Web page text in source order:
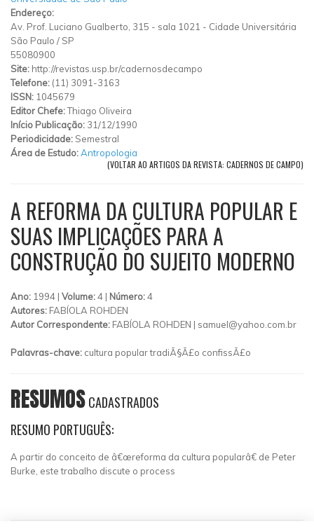
Endereço:
Av. Prof. Luciano Gualberto, 315 - sala 1021 - Cidade Universitária
São Paulo / SP
55080900
Site: http://revistas.usp.br/cadernosdecampo
Telefone: (11) 3091-3163
ISSN: 1045679
Editor Chefe:Thiago Oliveira
Início Publicação: 31/12/1990
Periodicidade: Semestral
Área de Estudo:Antropologia
(VOLTAR AO ARTIGOS DA REVISTA: CADERNOS DE CAMPO)
A REFORMA DA CULTURA POPULAR E
SUAS IMPLICAÇÕES PARA A
CONSTRUÇÃO DO SUJEITO MODERNO
Ano: 1994 | Volume:4 | Número:4
Autores: FABÍOLA ROHDEN
Autor Correspondente: FABÍOLA ROHDEN | samuel@yahoo.com.br
Palavras-chave: cultura popular tradiÃ§Ã£o confissÃ£o
RESUMOSCADASTRADOS
RESUMO PORTUGUÊS:
A partir do conceito de â€œreforma da cultura popularâ€ de Peter
Burke, este trabalho discute o process